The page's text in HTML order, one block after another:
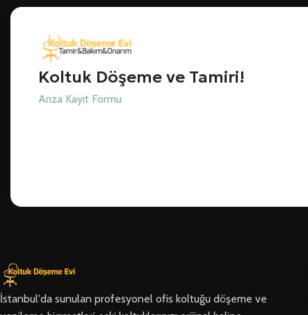
Koltuk Döşeme ve Tamiri!
Arıza Kayıt Formu
İstanbul'da sunulan profesyonel ofis koltuğu döşeme ve